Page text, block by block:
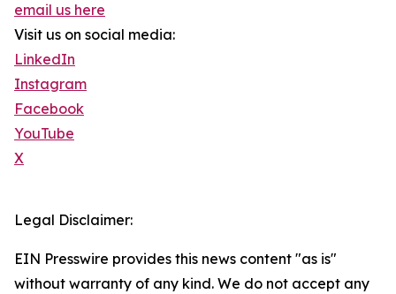
email us here
Visit us on social media:
LinkedIn
Instagram
Facebook
YouTube
X
Legal Disclaimer:
EIN Presswire provides this news content "as is"
without warranty of any kind. We do not accept any